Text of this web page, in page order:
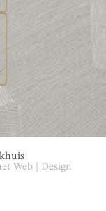
Web | Design